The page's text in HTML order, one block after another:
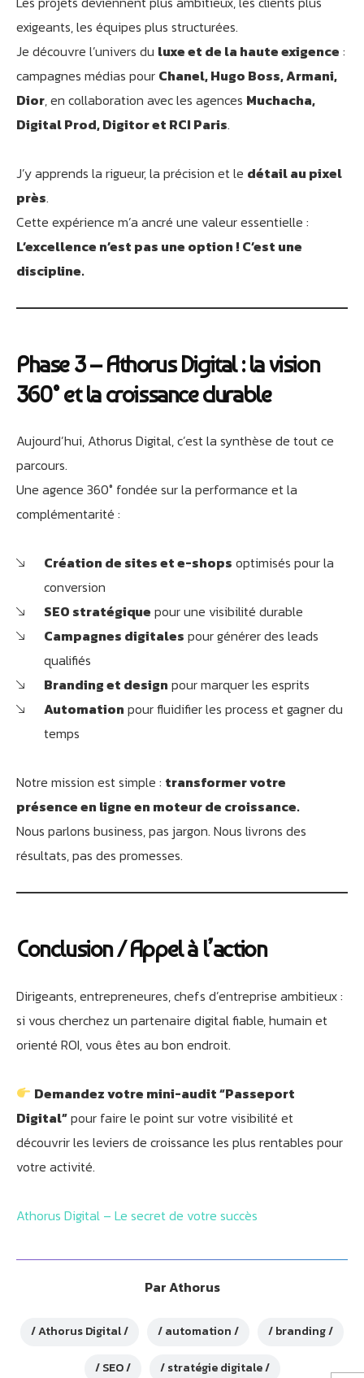
exigeants, les équipes plus structurées.
Je découvre l’univers du luxe et de la haute exigence :
campagnes médias pour Chanel, Hugo Boss, Armani,
Dior, en collaboration avec les agences Muchacha,
Digital Prod, Digitor et RCI Paris.
J’y apprends la rigueur, la précision et le détail au pixel
près.
Cette expérience m’a ancré une valeur essentielle :
L’excellence n’est pas une option ! C’est une
discipline.
Phase 3 – Athorus Digital : la vision
360° et la croissance durable
Aujourd’hui, Athorus Digital, c’est la synthèse de tout ce
parcours.
Une agence 360° fondée sur la performance et la
complémentarité :
Création de sites et e-shops optimisés pour la
conversion
SEO stratégique pour une visibilité durable
Campagnes digitales pour générer des leads
qualifiés
Branding et design pour marquer les esprits
Automation pour fluidifier les process et gagner du
temps
Notre mission est simple : transformer votre
présence en ligne en moteur de croissance.
Nous parlons business, pas jargon. Nous livrons des
résultats, pas des promesses.
Conclusion / Appel à l’action
Dirigeants, entrepreneures, chefs d’entreprise ambitieux :
si vous cherchez un partenaire digital fiable, humain et
orienté ROI, vous êtes au bon endroit.
Demandez votre mini-audit “Passeport
Digital”pour faire le point sur votre visibilité et
découvrir les leviers de croissance les plus rentables pour
votre activité.
Athorus Digital – Le secret de votre succès
ParAthorus
Athorus Digital automation branding
SEO stratégie digitale